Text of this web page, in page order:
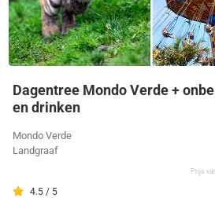
Dagentree Mondo Verde +
en drinken
Mondo Verde
Landgraaf
4.5 / 5
Prijs